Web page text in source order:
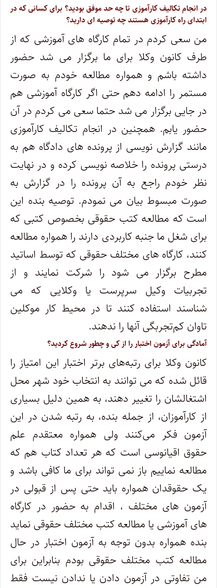
در انجام تکالیف کارآموزی تا چه حد موفق بودید؟ برای کسانی که در
ابتدای راه کارآموزی هستند چه توصیه ای دارید؟
من سعی کردم در تمام کارگاه های آموزشی که از
طرف کانون وکلا برای ما برگزار می شد حضور
داشته باشم و همواره مطالعه خودم به صورت
مستمر را ادامه دهم حتی اگر کارگاه آموزشی هم
در جایی برگزار می شد حتما سعی می کردم در آن
حضور یابم. همچنین در انجام تکالیف کارآموزی
مانند گزارش نویسی از پرونده های دادگاه هم به
درستی پرونده را خلاصه نویسی کرده و در نهایت
نظر خودم راجع به آن پرونده را در گزارش به
صورت مبسوط بیان می نمودم. توصیه بنده این
است که مطالعه کتب حقوقی بخصوص کتبی که
برای شغل ما جنبه کاربردی دارند را همواره مطالعه
کنند، کارگاه های مختلف حقوقی که توسط اساتید
مطرح برگزار می شود را شرکت نمایند و از
تجربیات وکیل سرپرست یا وکلایی که می
شناسند استفاده کنند تا در محیط کار موکلین
تاوان کم‌تجربگی آنها را ندهند.
آمادگی برای آزمون اختبار را از کی و چطور شروع کردید؟
کانون وکلا برای رتبه‌های برتر اختبار این امتیاز را
قائل شده که می توانند به انتخاب خود شهر محل
اشتغالشان را تغییر دهند، به همین دلیل بسیاری
از کارآموزان، از جمله بنده، به رتبه شدن در این
آزمون فکر می‌کنند ولی همواره معتقدم علم
حقوق اقیانوسی است که هر تعداد کتاب هم که
مطالعه نماییم باز نمی تواند برای ما کافی باشد و
یک حقوقدان همواره باید حتی پس از قبولی در
آزمون های مختلف ، اقدام به حضور در کارگاه
های آموزشی یا مطالعه کتب مختلف حقوقی نماید
بنده همواره بدون توجه به آزمون اختبار در حال
مطالعه کتب مختلف حقوقی بودم بنابراین برای
من تفاوتی در آزمون دادن یا ندادن نیست فقط